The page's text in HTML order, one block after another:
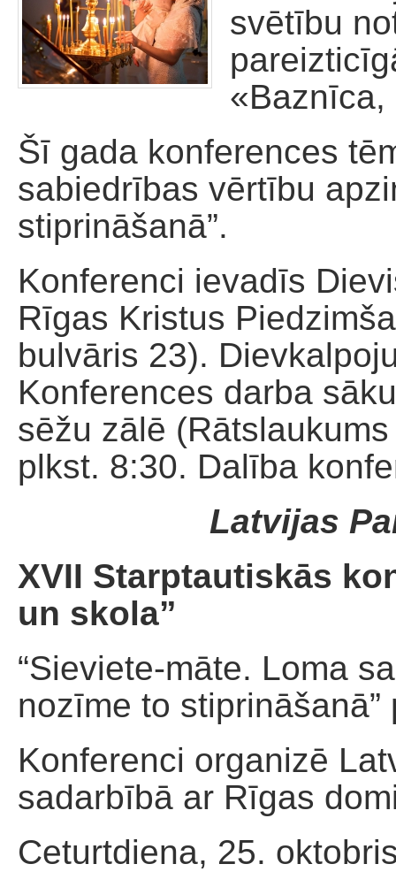
Palīdzība dievnamam
svētību
«Baznīca,
Šī gada konferences
sabiedrības vērtību
stiprināšanā”.
Konferenci ievadīs
Rīgas Kristus
bulvāris 23).
Konferences darba
sēžu zālē
plkst. 8:30. Dalība
Latvijas
XVII Starptautiskās
un skola”
“Sieviete-māte. Loma
nozīme to stiprināšanā”
Konferenci organizē
sadarbībā ar Rīgas
Ceturtdiena, 25.